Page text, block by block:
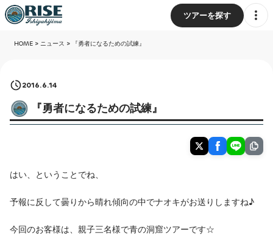
ツアーを探す
HOME> ニュース > 『勇者になるための試練』
2016.6.14
『勇者になるための試練』
はい、ということでね、
予報に反して曇りから晴れ傾向の中でナオキがお送りしますね♪
今回のお客様は、親子三名様で青の洞窟ツアーです☆